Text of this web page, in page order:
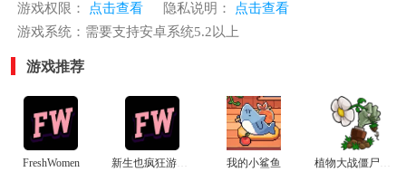
游戏权限：
点击查看 隐私说明：
点击查看
游戏系统：需要支持安卓系统5.2以上
游戏推荐
FreshWomen 我的小鲨鱼